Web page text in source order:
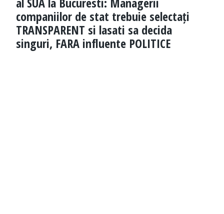
companiilor de stat trebuie selectați
TRANSPARENT si lasati sa decida
singuri, FARA influente POLITICE